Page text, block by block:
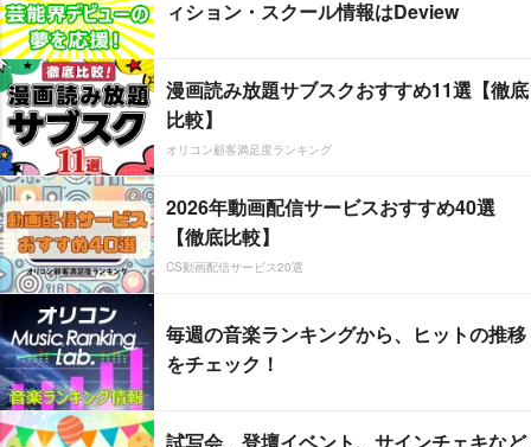
ィション・スクール情報はDeview
漫画読み放題サブスクおすすめ11選【徹底
比較】
オリコン顧客満足度ランキング
2026年動画配信サービスおすすめ40選
【徹底比較】
CS動画配信サービス20選
毎週の音楽ランキングから、ヒットの推移
をチェック！